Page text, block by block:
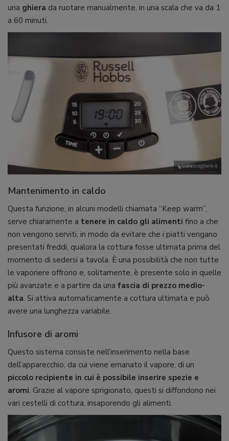
una ghiera da ruotare manualmente, in una scala che va da 1
a 60 minuti.
Mantenimento in caldo
Questa funzione, in alcuni modelli chiamata “Keep warm”,
serve chiaramente a tenere in caldo gli alimenti fino a che
non vengono serviti, in modo da evitare che i piatti vengano
presentati freddi, qualora la cottura fosse ultimata prima del
momento di sedersi a tavola. È una possibilità che non tutte
le vaporiere offrono e, solitamente, è presente solo in quelle
più avanzate e a partire da una fascia di prezzo medio-
alta. Si attiva automaticamente a cottura ultimata e può
avere una lunghezza variabile.
Infusore di aromi
Questo sistema consiste nell’inserimento nella base
dell’apparecchio, da cui viene emanato il vapore, di un
piccolo recipiente in cui è possibile inserire spezie e
aromi. Grazie al vapore sprigionato, questi si diffondono nei
vari cestelli di cottura, insaporendo gli alimenti.